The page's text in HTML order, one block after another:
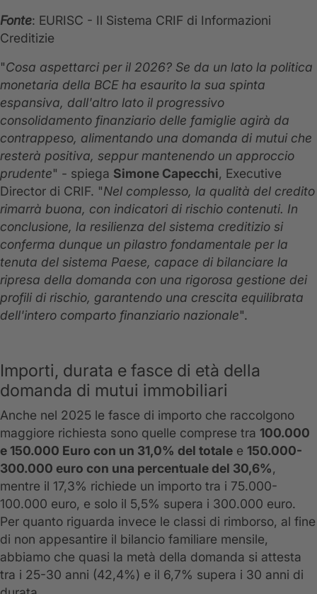
Fonte: EURISC - Il Sistema CRIF di Informazioni
Creditizie
"Cosa aspettarci per il 2026? Se da un lato la politica
monetaria della BCE ha esaurito la sua spinta
espansiva, dall'altro lato il progressivo
consolidamento finanziario delle famiglie agirà da
contrappeso, alimentando una domanda di mutui che
resterà positiva, seppur mantenendo un approccio
prudente" - spiega Simone Capecchi, Executive
Director di CRIF. "Nel complesso, la qualità del credito
rimarrà buona, con indicatori di rischio contenuti. In
conclusione, la resilienza del sistema creditizio si
conferma dunque un pilastro fondamentale per la
tenuta del sistema Paese, capace di bilanciare la
ripresa della domanda con una rigorosa gestione dei
profili di rischio, garantendo una crescita equilibrata
dell'intero comparto finanziario nazionale".
Importi, durata e fasce di età della
domanda di mutui immobiliari
Anche nel 2025 le fasce di importo che raccolgono
maggiore richiesta sono quelle comprese tra 100.000
e 150.000 Euro con un 31,0% del totale e 150.000-
300.000 euro con una percentuale del 30,6%,
mentre il 17,3% richiede un importo tra i 75.000-
100.000 euro, e solo il 5,5% supera i 300.000 euro.
Per quanto riguarda invece le classi di rimborso, al fine
di non appesantire il bilancio familiare mensile,
abbiamo che quasi la metà della domanda si attesta
tra i 25-30 anni (42,4%) e il 6,7% supera i 30 anni di